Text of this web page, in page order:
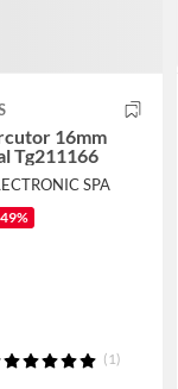
16mm
Tg211166
SPA
(1)